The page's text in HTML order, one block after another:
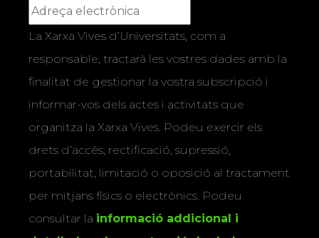
La Xarxa Vives d’Universitats, com a
responsable, tractarà les vostres dades amb la
finalitat de gestionar la vostra subscripció i
informar-vos dels actes i activitats que
organitza la Xarxa Vives. Podeu exercir els
drets d’accés, rectificació, supressió,
portabilitat, limitació o oposició al tractament
per mitjans físics o electrònics. Podeu
consultar la informació addicional i